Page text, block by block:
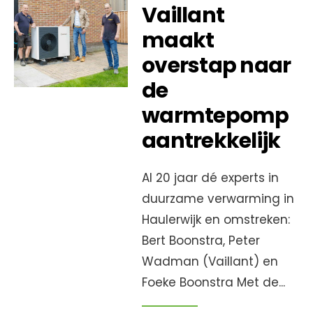
Vaillant
maakt
overstap naar
de
warmtepomp
aantrekkelijk
Al 20 jaar dé experts in
duurzame verwarming in
Haulerwijk en omstreken:
Bert Boonstra, Peter
Wadman (Vaillant) en
Foeke Boonstra Met de...